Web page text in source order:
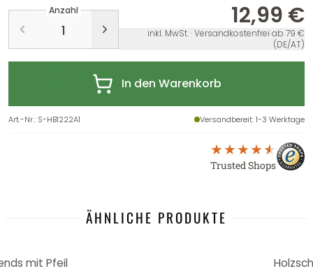
Anzahl 12,99 €
inkl. MwSt. · Versandkostenfrei ab 79 €
(DE/AT)
In den Warenkorb
Art.-Nr.: S-HB1222A1 Versandbereit: 1-3 Werktage
Trusted Shops
ÄHNLICHE PRODUKTE
mit Pfeil